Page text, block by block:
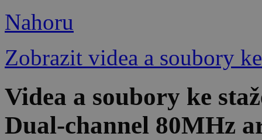
Nahoru
Zobrazit videa a soubory
Videa a soubory ke
Dual-channel 80MHz